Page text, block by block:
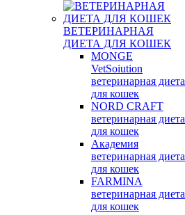
ВЕТЕРИНАРНАЯ
ДИЕТА ДЛЯ КОШЕК
MONGE
VetSoiution
ветеринарная диета
для кошек
NORD CRAFT
ветеринарная диета
для кошек
Академия
ветеринарная диета
для кошек
FARMINA
ветеринарная диета
для кошек